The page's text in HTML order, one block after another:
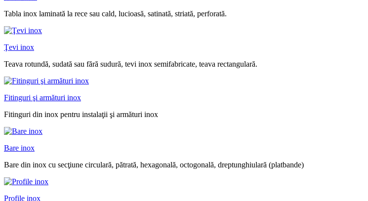
Tabla inox laminată la rece sau cald, lucioasă, satinată, striată, perforată.
Ţevi inox
Teava rotundă, sudată sau fără sudură, tevi inox semifabricate, teava rectangulară.
Fitinguri şi armături inox
Fitinguri din inox pentru instalaţii şi armături inox
Bare inox
Bare din inox cu secţiune circulară, pătrată, hexagonală, octogonală, dreptunghiulară (platbande)
Profile inox